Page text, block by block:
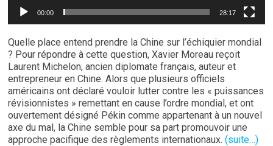
00:00 28:17
Quelle place entend prendre la Chine sur l’échiquier mondial
? Pour répondre à cette question, Xavier Moreau reçoit
Laurent Michelon, ancien diplomate français, auteur et
entrepreneur en Chine. Alors que plusieurs officiels
américains ont déclaré vouloir lutter contre les « puissances
révisionnistes » remettant en cause l’ordre mondial, et ont
ouvertement désigné Pékin comme appartenant à un nouvel
axe du mal, la Chine semble pour sa part promouvoir une
approche pacifique des règlements internationaux.(suite…)